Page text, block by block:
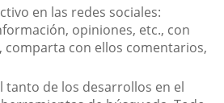
en las redes sociales:
opiniones, etc., con
comparta con ellos comentarios,
tanto de los desarrollos en el